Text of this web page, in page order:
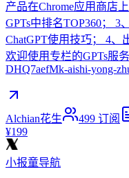
产品在Chrome应用商店
GPTs中排名TOP360； 3
ChatGPT使用技巧； 4、
欢迎使用专栏的GPTs服务
DHQ7aefMk-aishi-yong-
Alchian花生 499 订阅
¥199
小报童导航